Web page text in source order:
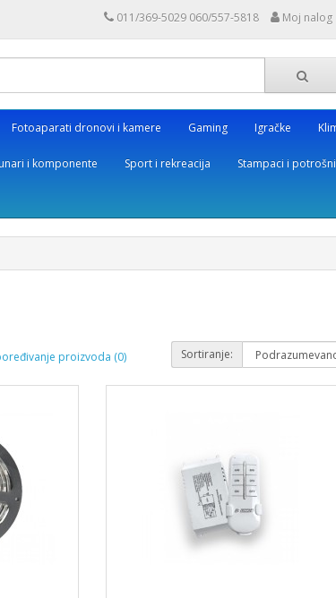
011/369-5029 060/557-5818 Moj nalog
Fotoaparati dronovi i kamere Gaming Igračke
i komponente Sport i rekreacija Stampaci i
proizvoda (0) Sortiranje: